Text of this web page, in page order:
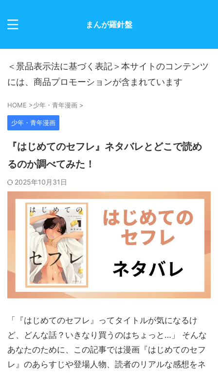
まんが羅針盤
＜景品表示法に基づく表記＞本サイトのコンテンツ
には、商品プロモーションが含まれています
HOME >少年・青年漫画 >
少年・青年漫画
『はじめてのセフレ』ネタバレとどこで読め
るのか調べてみた！
2025年10月31日
「『はじめてのセフレ』ってタイトルが気になるけ
ど、どんな話？いきなり買うのはちょっと…」 そんな
あなたのために、この記事では漫画『はじめてのセフ
レ』のあらすじや登場人物、読者のリアルな感想をネ